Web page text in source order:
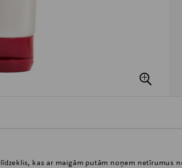
kas ar maigām putām noņem netīrumus